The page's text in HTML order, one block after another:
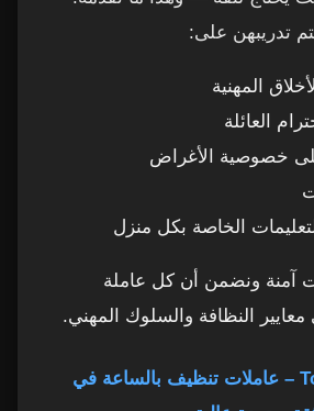
تدريبهن على:
المهنية
العائلة
خصوصية الأغراض
الخاصة بكل منزل
آمنة ونضمن أن كل عاملة
النظافة والسلوك المهني.
Top H Cleaning – عاملات تنظيف بالساعة في